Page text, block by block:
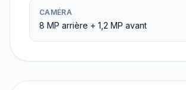
CAMÉRA
8 MP arrière + 1,2 MP avant